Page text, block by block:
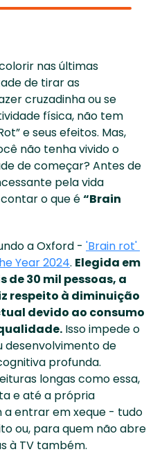
nas últimas
de tirar as
cruzadinha ou se
física, não tem
e seus efeitos. Mas,
não tenha vivido o
de começar? Antes de
pela vida
o que é “Brain
a Oxford - 'Brain rot'
Year 2024. Elegida em
30 mil pessoas, a
respeito à diminuição
devido ao consumo
Isso impede o
de
profunda.
longas como essa,
e até a própria
entrar em xeque - tudo
ou, para quem não abre
à TV também.